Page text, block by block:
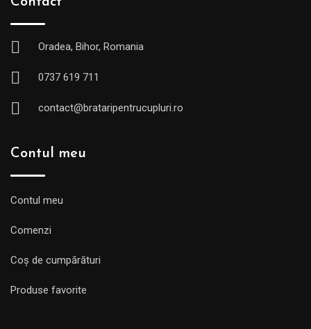
Oradea, Bihor, Romania
0737 619 711
contact@brataripentrucupluri.ro
Contul meu
Contul meu
Comenzi
Coș de cumpărături
Produse favorite